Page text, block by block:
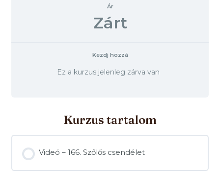
Ár
Zárt
Kezdj hozzá
Ez a kurzus jelenleg zárva van
Kurzus tartalom
Videó – 166. Szőlős csendélet